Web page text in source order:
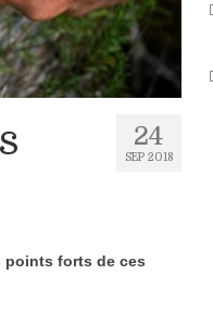
24
SEP 2018
points forts de ces